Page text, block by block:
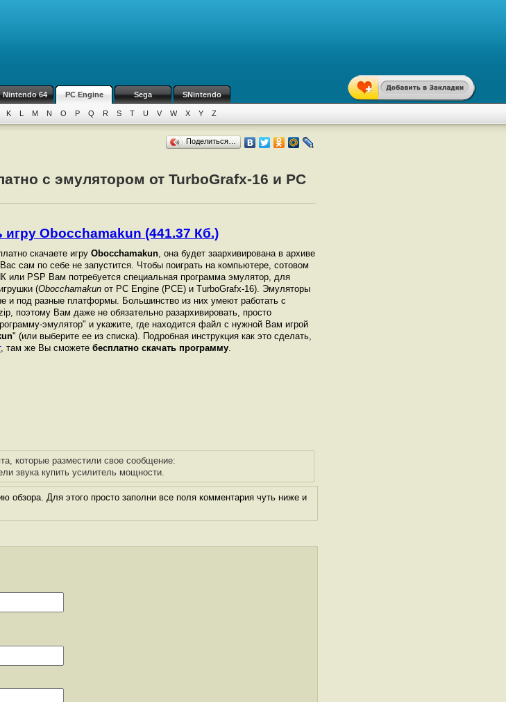
Nintendo 64 PC Engine Sega SNintendo
K L M N O P Q R S T U V W X Y Z
Поделиться…
с эмулятором от TurboGrafx-16 и PC
игру Obocchamakun (441.37 Кб.)
скачаете игру Obocchamakun, она будет заархивирована в архиве
сам по себе не запустится. Чтобы поиграть на компьютере, сотовом
или PSP Вам потребуется специальная программа эмулятор, для
(Obocchamakun от PC Engine (PCE) и TurboGrafx-16). Эмуляторы
и под разные платформы. Большинство из них умеют работать с
поэтому Вам даже не обязательно разархивировать, просто
эмулятор" и укажите, где находится файл с нужной Вам игрой
" (или выберите ее из списка). Подробная инструкция как это сделать,
, там же Вы сможете бесплатно скачать программу.
которые разместили свое сообщение:
звука купить усилитель мощности.
обзора. Для этого просто заполни все поля комментария чуть ниже и